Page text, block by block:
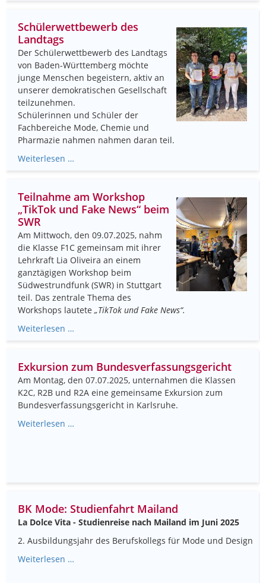
Schülerwettbewerb des
Landtags
Der Schülerwettbewerb des Landtags
von Baden-Württemberg möchte
junge Menschen begeistern, aktiv an
unserer demokratischen Gesellschaft
teilzunehmen.
Schülerinnen und Schüler der
Fachbereiche Mode, Chemie und
Pharmazie nahmen nahmen daran teil.
Weiterlesen …
Teilnahme am Workshop
„TikTok und Fake News“ beim
SWR
Am Mittwoch, den 09.07.2025, nahm
die Klasse F1C gemeinsam mit ihrer
Lehrkraft Lia Oliveira an einem
ganztägigen Workshop beim
Südwestrundfunk (SWR) in Stuttgart
teil. Das zentrale Thema des
Workshops lautete „TikTok und Fake News“.
Weiterlesen …
Exkursion zum Bundesverfassungsgericht
Am Montag, den 07.07.2025, unternahmen die Klassen
K2C, R2B und R2A eine gemeinsame Exkursion zum
Bundesverfassungsgericht in Karlsruhe.
Weiterlesen …
BK Mode: Studienfahrt Mailand
La Dolce Vita - Studienreise nach Mailand im Juni 2025
2. Ausbildungsjahr des Berufskollegs für Mode und Design
Weiterlesen …